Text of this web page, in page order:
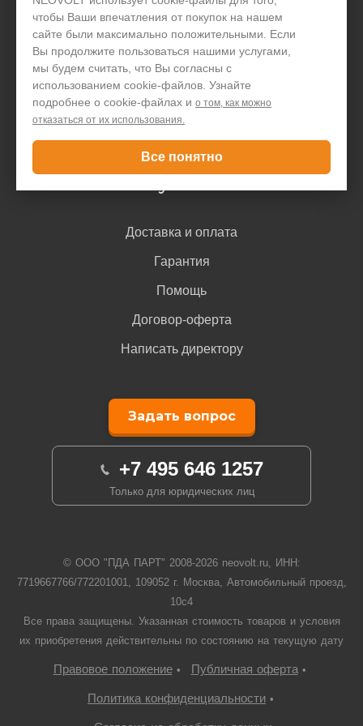
чтобы Ваши впечатления от покупок на нашем
сайте были максимально положительными. Если
Вы продолжите пользоваться нашими услугами,
мы будем считать, что Вы согласны с
использованием cookie-файлов. Узнайте
подробнее о cookie-файлах и о том, как можно
отказаться от их использования.
Все понятно
Производство
Организациям
Акции и скидки
Блог
Доставка и оплата
Гарантия
Помощь
Договор-оферта
Написать директору
Задать вопрос
+7 495 646 1257
Только для юридических лиц
© ООО "ПДА ПАРТ" 2008-2026neovolt.ru, ИНН:
7719667766/772201001, 109052 г. Москва, Автомобильный проезд,
10с4
Все права защищены. Указанная стоимость товаров и условия
их приобретения действительны по состоянию на текущую дату
Правовое положение• Публичная оферта•
Политика конфиденциальности •